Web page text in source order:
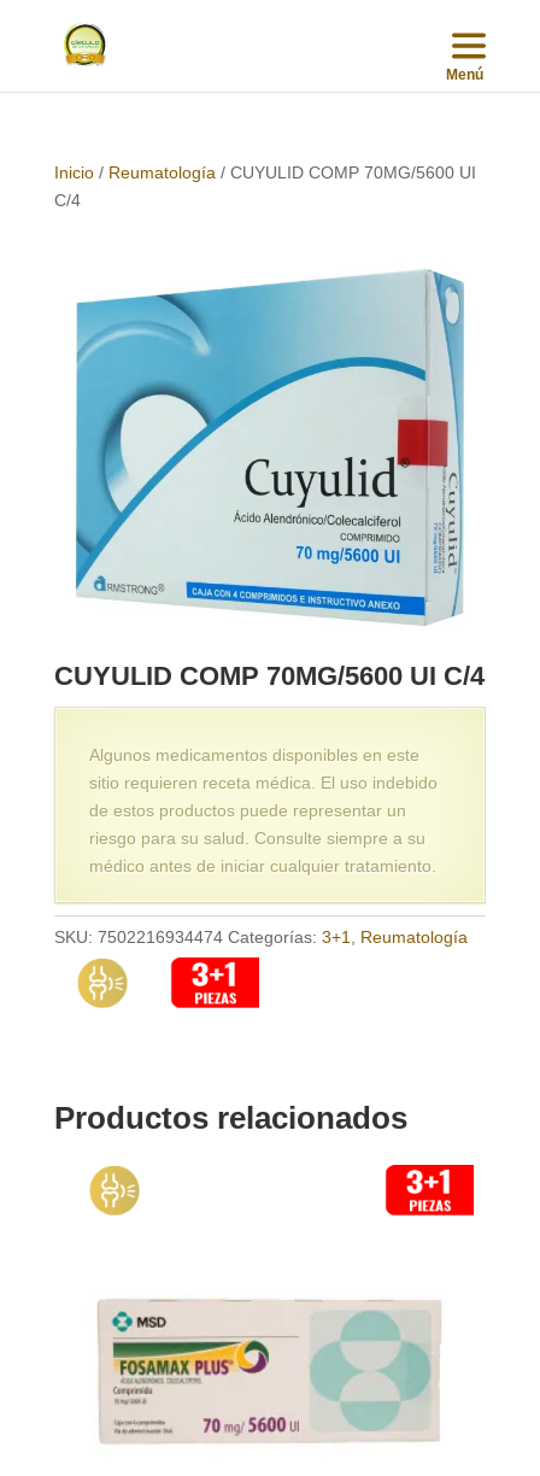
Inicio/ Reumatología / CUYULID COMP 70MG/5600 UI
C/4
CUYULID COMP 70MG/5600 UI C/4
Algunos medicamentos disponibles en este
sitio requieren receta médica. El uso indebido
de estos productos puede representar un
riesgo para su salud. Consulte siempre a su
médico antes de iniciar cualquier tratamiento.
SKU: 7502216934474 Categorías: 3+1, Reumatología
Productos relacionados